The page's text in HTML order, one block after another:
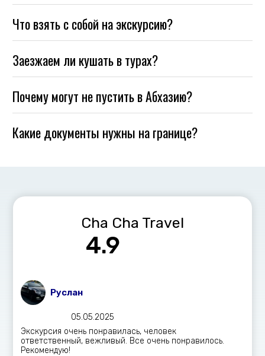
Что взять с собой на экскурсию?
Заезжаем ли кушать в турах?
Почему могут не пустить в Абхазию?
Какие документы нужны на границе?
Cha Cha Travel
4.9
Руслан
05.05.2025
Экскурсия очень понравилась, человек
ответственный, вежливый. Все очень понравилось.
Рекомендую!